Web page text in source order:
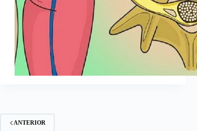
ANTERIOR